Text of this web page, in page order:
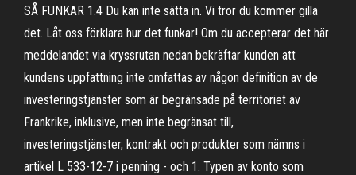
SÅ FUNKAR 1.4 Du kan inte sätta in. Vi tror du kommer gilla
det. Låt oss förklara hur det funkar! Om du accepterar det här
meddelandet via kryssrutan nedan bekräftar kunden att
kundens uppfattning inte omfattas av någon definition av de
investeringstjänster som är begränsade på territoriet av
Frankrike, inklusive, men inte begränsat till,
investeringstjänster, kontrakt och produkter som nämns i
artikel L 533-12-7 i penning - och 1. Typen av konto som